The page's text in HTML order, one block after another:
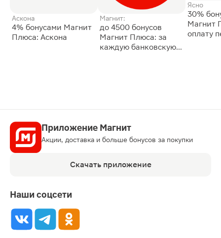
Аскона
4% бонусами Магнит
Плюса: Аскона
Магнит:
до 4500 бонусов
Магнит Плюса: за
каждую банковскую
Ясно
30%
Магнит
оплату
Приложение Магнит
Акции, доставка и больше бонусов за покупки
Скачать приложение
Наши соцсети